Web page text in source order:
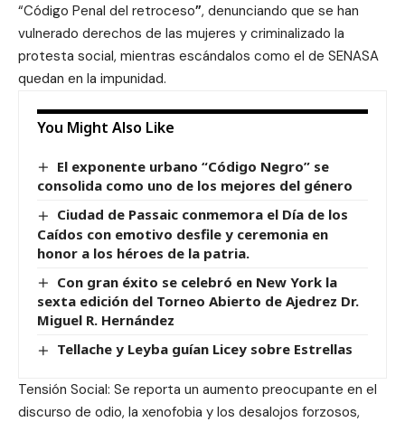
“Código Penal del retroceso”, denunciando que se han
vulnerado derechos de las mujeres y criminalizado la
protesta social, mientras escándalos como el de SENASA
quedan en la impunidad.
You Might Also Like
El exponente urbano “Código Negro” se
consolida como uno de los mejores del género
Ciudad de Passaic conmemora el Día de los
Caídos con emotivo desfile y ceremonia en
honor a los héroes de la patria.
Con gran éxito se celebró en New York la
sexta edición del Torneo Abierto de Ajedrez Dr.
Miguel R. Hernández
Tellache y Leyba guían Licey sobre Estrellas
Tensión Social: Se reporta un aumento preocupante en el
discurso de odio, la xenofobia y los desalojos forzosos,